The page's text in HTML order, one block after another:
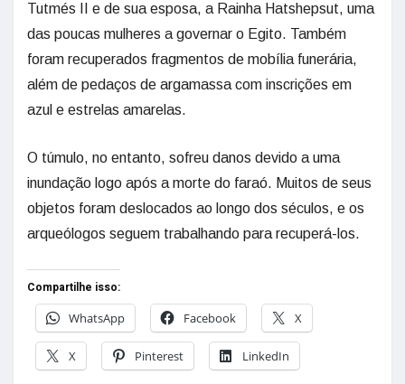
Tutmés II e de sua esposa, a Rainha Hatshepsut, uma
das poucas mulheres a governar o Egito. Também
foram recuperados fragmentos de mobília funerária,
além de pedaços de argamassa com inscrições em
azul e estrelas amarelas.
O túmulo, no entanto, sofreu danos devido a uma
inundação logo após a morte do faraó. Muitos de seus
objetos foram deslocados ao longo dos séculos, e os
arqueólogos seguem trabalhando para recuperá-los.
Compartilhe isso:
WhatsApp
Facebook X
X Pinterest LinkedIn